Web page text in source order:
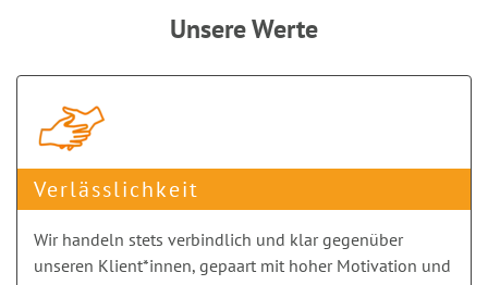
Unsere Werte
Verlässlichkeit
Wir handeln stets verbindlich und klar gegenüber
unseren Klient*innen, gepaart mit hoher Motivation und